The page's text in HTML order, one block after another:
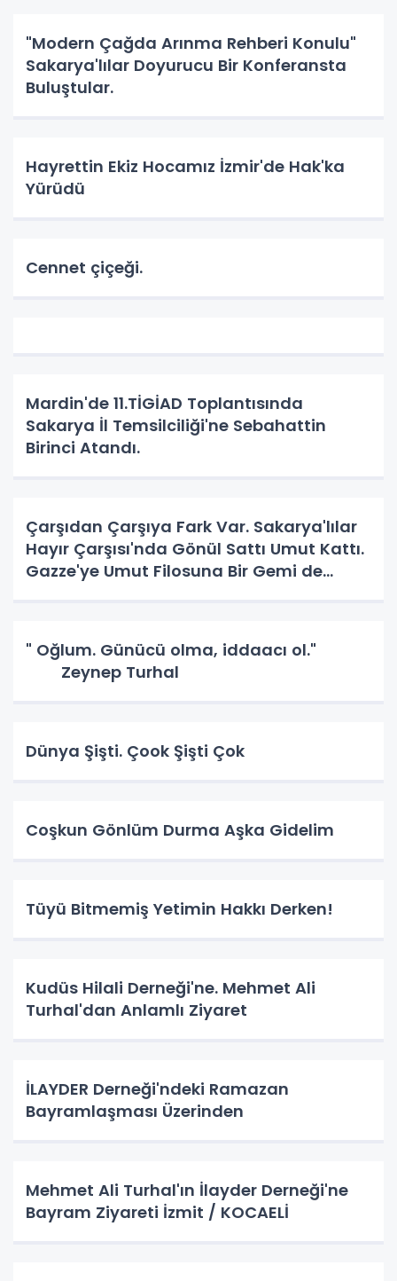
"Modern Çağda Arınma Rehberi Konulu"
Sakarya'lılar Doyurucu Bir Konferansta
Buluştular.
Hayrettin Ekiz Hocamız İzmir'de Hak'ka
Yürüdü
Cennet çiçeği.
Mardin'de 11.TİGİAD Toplantısında
Sakarya İl Temsilciliği'ne Sebahattin
Birinci Atandı.
Çarşıdan Çarşıya Fark Var. Sakarya'lılar
Hayır Çarşısı'nda Gönül Sattı Umut Kattı.
Gazze'ye Umut Filosuna Bir Gemi de
" Oğlum. Günücü olma, iddaacı ol."
Zeynep Turhal
Dünya Şişti. Çook Şişti Çok
Coşkun Gönlüm Durma Aşka Gidelim
Tüyü Bitmemiş Yetimin Hakkı Derken!
Kudüs Hilali Derneği'ne. Mehmet Ali
Turhal'dan Anlamlı Ziyaret
İLAYDER Derneği'ndeki Ramazan
Bayramlaşması Üzerinden
Mehmet Ali Turhal'ın İlayder Derneği'ne
Bayram Ziyareti İzmit / KOCAELİ